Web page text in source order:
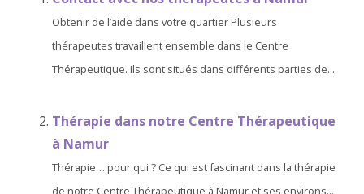
Obtenir de l’aide dans votre quartier Plusieurs
thérapeutes travaillent ensemble dans le Centre
Thérapeutique. Ils sont situés dans différents parties de...
Thérapie dans notre Centre Thérapeutique
à Namur
Thérapie… pour qui ? Ce qui est fascinant dans la thérapie
de notre Centre Thérapeutique à Namur et ses environs...